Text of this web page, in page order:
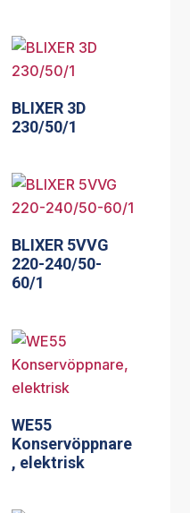
BLIXER 3D
230/50/1
BLIXER 5VVG
220-240/50-
60/1
WE55
Konservöppnare
, elektrisk